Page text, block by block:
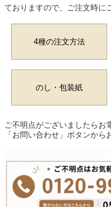
ておりますので、ご注文時に
4種の注文方法
のし・包装紙
ご不明点がございましたらお
「お問い合わせ」ボタンから